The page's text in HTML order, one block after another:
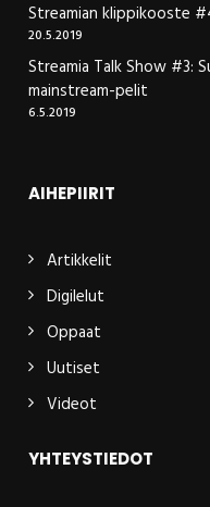
Streamian klippikooste
20.5.2019
Streamia Talk Show #3:
mainstream-pelit
6.5.2019
AIHEPIIRIT
Artikkelit
Digilelut
Oppaat
Uutiset
Videot
YHTEYSTIEDOT